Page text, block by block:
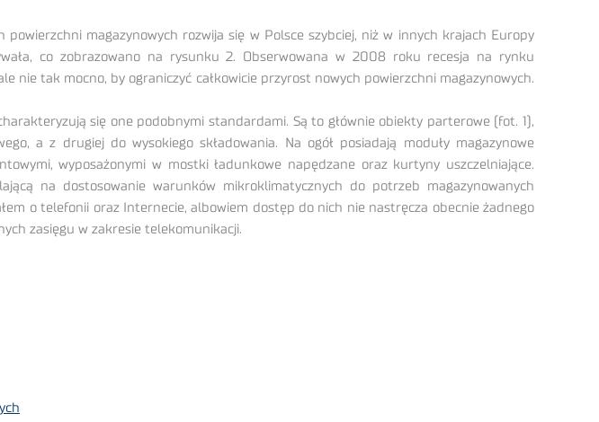
magazynowych rozwija się w Polsce szybciej, niż w innych krajach Europy
co zobrazowano na rysunku 2. Obserwowana w 2008 roku recesja na rynku
nie tak mocno, by ograniczyć całkowicie przyrost nowych powierzchni magazynowych.
się one podobnymi standardami. Są to głównie obiekty parterowe (fot. 1),
a z drugiej do wysokiego składowania. Na ogół posiadają moduły magazynowe
wyposażonymi w mostki ładunkowe napędzane oraz kurtyny uszczelniające.
na dostosowanie warunków mikroklimatycznych do potrzeb magazynowanych
o telefonii oraz Internecie, albowiem dostęp do nich nie nastręcza obecnie żadnego
zasięgu w zakresie telekomunikacji.